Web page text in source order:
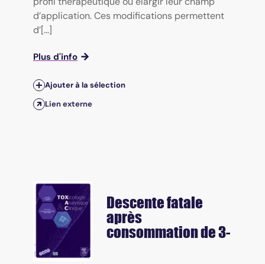
d’application. Ces modifications permettent
d’[...]
Plus d'info
Ajouter à la sélection
Lien externe
Descente fatale
après
consommation de 3-